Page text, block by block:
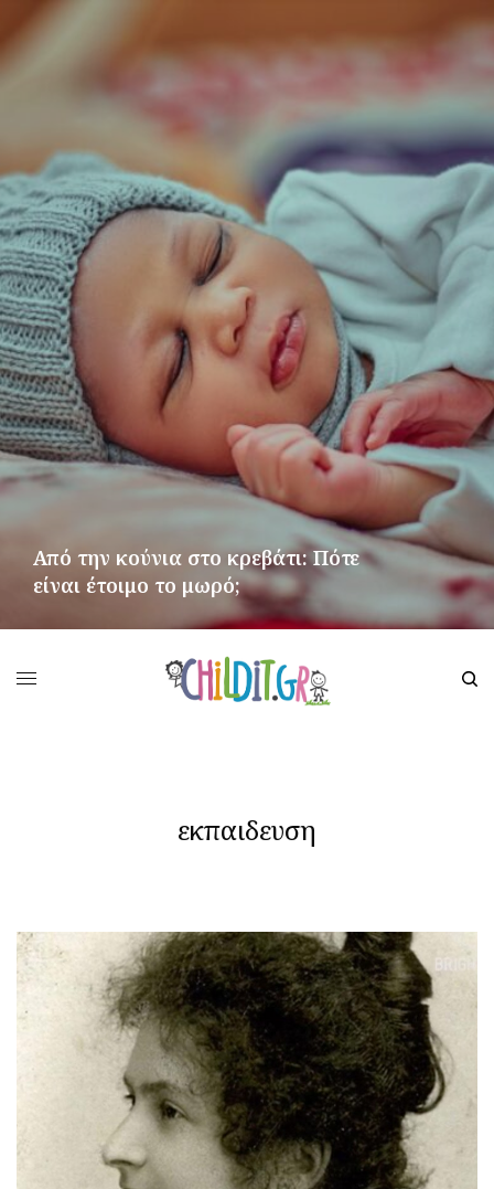
Από την κούνια στο κρεβάτι: Πότε
είναι έτοιμο το μωρό;
εκπαιδευση